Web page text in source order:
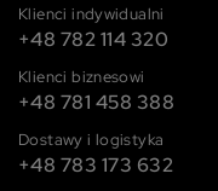
Klienci indywidualni
+48 782 114 320
Klienci biznesowi
+48 781 458 388
Dostawy i logistyka
+48 783 173 632